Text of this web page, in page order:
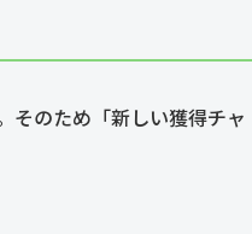
そのため「新しい獲得チャ